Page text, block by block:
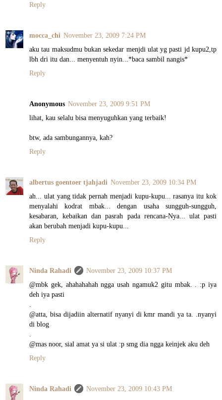
Reply
mocca_chi November 23, 2009 7:24 PM
aku tau maksudmu bukan sekedar menjdi ulat yg pasti jd kupu2,tp
lbh dri itu dan... menyentuh nyin...*baca sambil nangis*
Reply
Anonymous November 23, 2009 9:51 PM
lihat, kau selalu bisa menyuguhkan yang terbaik!
btw, ada sambungannya, kah?
Reply
albertus goentoer tjahjadi November 23, 2009 10:34 PM
ah... ulat yang tidak pernah menjadi kupu-kupu... rasanya itu kok
menyalahi kodrat mbak... dengan usaha sungguh-sungguh,
kesabaran, kebaikan dan pasrah pada rencana-Nya... ulat pasti
akan berubah menjadi kupu-kupu...
Reply
Ninda Rahadi
November 23, 2009 10:37 PM
@mbk gek, ahahahahah ngga usah ngamuk2 gitu mbak. . :p iya
deh iya pasti
.
@atta, bisa dijadiin alternatif nyanyi di kmr mandi ya ta. .nyanyi
di blog
.
@mas noor, sial amat ya si ulat :p smg dia ngga keinjek aku deh
Reply
Ninda Rahadi
November 23, 2009 10:43 PM